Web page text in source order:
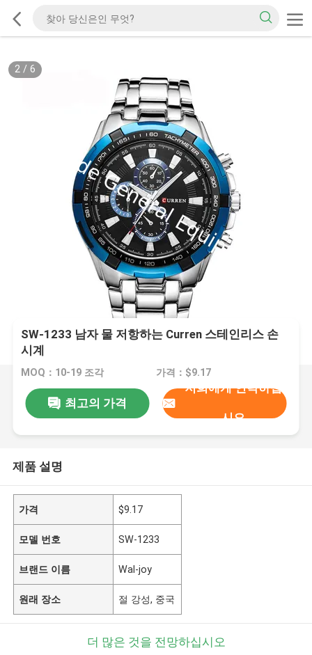
2/ 6
SW-1233 남자 물 저항하는 Curren 스테인리스 손
시계
MOQ：10-19 조각 가격：$9.17
최고의 가격
저희에게 연락하십
시오
제품 설명
가격 $9.17
모델 번호 SW-1233
브랜드 이름 Wal-joy
원래 장소 절 강성, 중국
더 많은 것을 전망하십시오